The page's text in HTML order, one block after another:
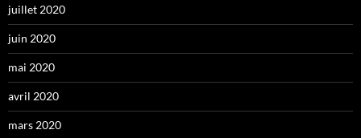
juillet 2020
juin 2020
mai 2020
avril 2020
mars 2020